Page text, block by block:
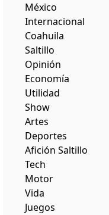
México
Internacional
Coahuila
Saltillo
Opinión
Economía
Utilidad
Show
Artes
Deportes
Afición Saltillo
Tech
Motor
Vida
Juegos